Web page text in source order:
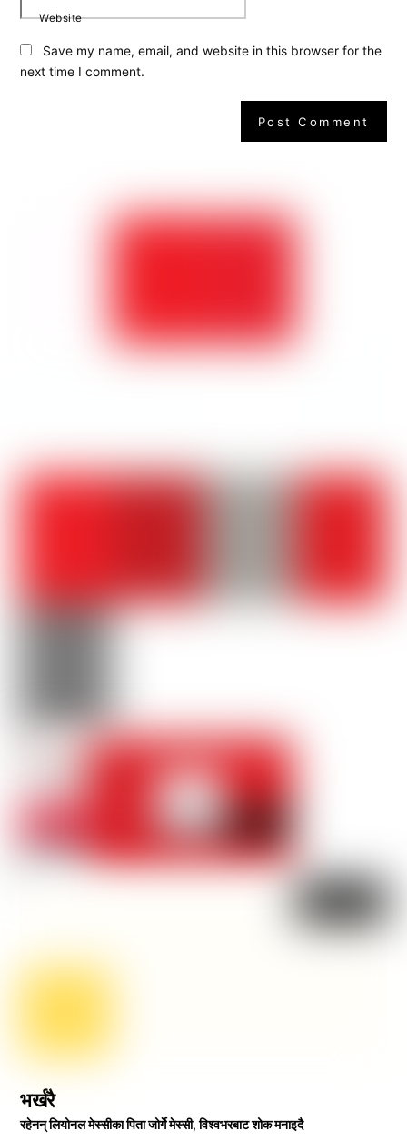
Website
Save my name, email, and website in this browser for the
next time I comment.
भर्खरै
रहेनन् लियोनल मेस्सीका पिता जोर्गे मेस्सी, विश्वभरबाट शोक मनाइदै